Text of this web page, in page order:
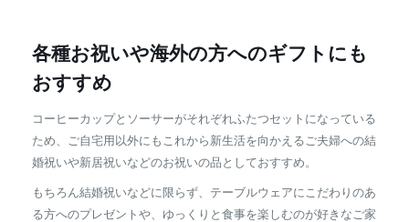
各種お祝いや海外の方へのギフトにも
おすすめ
コーヒーカップとソーサーがそれぞれふたつセットになっている
ため、ご自宅用以外にもこれから新生活を向かえるご夫婦への結
婚祝いや新居祝いなどのお祝いの品としておすすめ。
もちろん結婚祝いなどに限らず、テーブルウェアにこだわりのあ
る方へのプレゼントや、ゆっくりと食事を楽しむのが好きなご家